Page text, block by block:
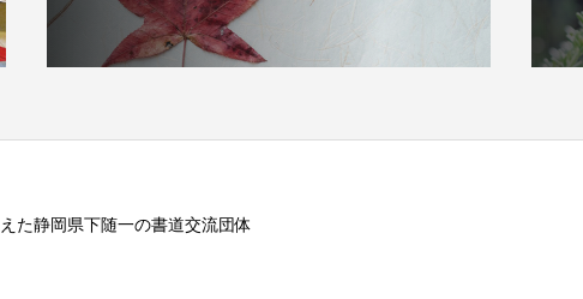
た静岡県下随一の書道交流団体